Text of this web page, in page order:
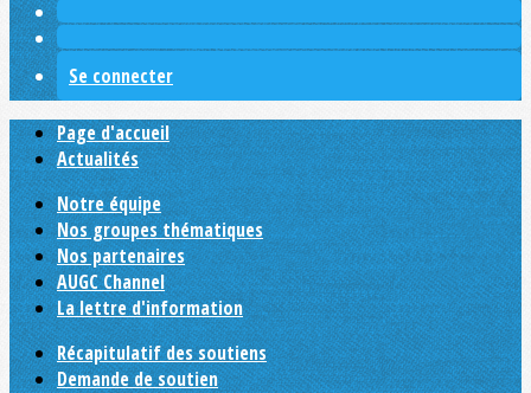
Se connecter
Page d'accueil
Actualités
Notre équipe
Nos groupes thématiques
Nos partenaires
AUGC Channel
La lettre d'information
Récapitulatif des soutiens
Demande de soutien